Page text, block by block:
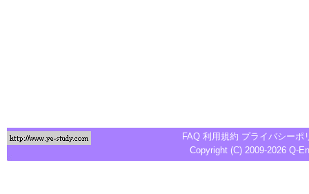
FAQ 利用規約 プライバシーポ
Copyright (C) 2009-2026 Q-